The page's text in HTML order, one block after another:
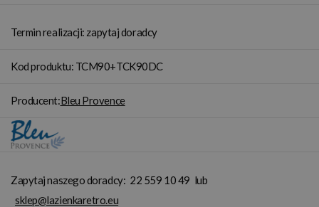
Termin realizacji: zapytaj doradcy
Kod produktu: TCM90+TCK90DC
Producent:Bleu Provence
Zapytaj naszego doradcy: 22 559 10 49 lub
sklep@lazienkaretro.eu